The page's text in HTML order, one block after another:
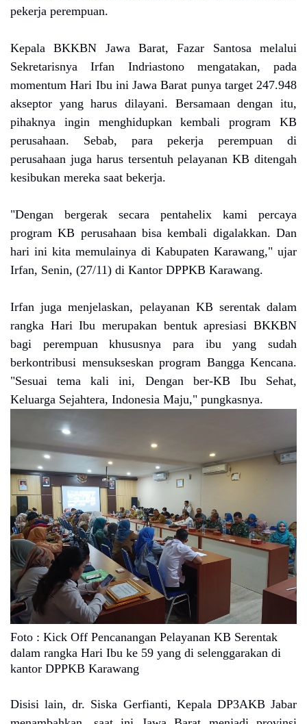
pekerja perempuan.
Kepala BKKBN Jawa Barat, Fazar Santosa melalui
Sekretarisnya Irfan Indriastono mengatakan, pada
momentum Hari Ibu ini Jawa Barat punya target 247.948
akseptor yang harus dilayani. Bersamaan dengan itu,
pihaknya ingin menghidupkan kembali program KB
perusahaan. Sebab, para pekerja perempuan di
perusahaan juga harus tersentuh pelayanan KB ditengah
kesibukan mereka saat bekerja.
"Dengan bergerak secara pentahelix kami percaya
program KB perusahaan bisa kembali digalakkan. Dan
hari ini kita memulainya di Kabupaten Karawang," ujar
Irfan, Senin, (27/11) di Kantor DPPKB Karawang.
Irfan juga menjelaskan, pelayanan KB serentak dalam
rangka Hari Ibu merupakan bentuk apresiasi BKKBN
bagi perempuan khususnya para ibu yang sudah
berkontribusi mensukseskan program Bangga Kencana.
"Sesuai tema kali ini, Dengan ber-KB Ibu Sehat,
Keluarga Sejahtera, Indonesia Maju," pungkasnya.
Foto : Kick Off Pencanangan Pelayanan KB Serentak
dalam rangka Hari Ibu ke 59 yang di selenggarakan di
kantor DPPKB Karawang
Disisi lain, dr. Siska Gerfianti, Kepala DP3AKB Jabar